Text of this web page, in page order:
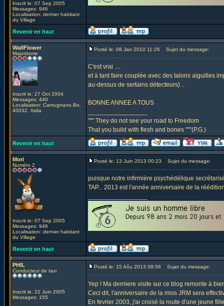
Inscrit le: 07 Sep 2005
Messages: 946
Localisation: dernier habitant
du Village
Revenir en haut
WallFlower
Majordome
Inscrit le: 27 Oct 2004
Messages: 440
Localisation: Camugnano.Bo.
40032. Italia
Posté le: 08 Jan 2010 11:26 Sujet du message:
C'est vrai ....
et à tant faire couplée avec des talons aiguilles
au-dessus de sertains détecteurs) ..
BONNE ANNEE A TOUS
""" They do not see your road to Freedom
That you build with flesh and bones """(P.G.)
Revenir en haut
Mori
Numéro 2
Inscrit le: 07 Sep 2005
Messages: 946
Localisation: dernier habitant
du Village
Posté le: 13 Juin 2013 00:23 Sujet du message:
puisque notre infirmière psychédélique
TAP... 2013 est l'année anniversaire de la
Revenir en haut
PHIL
Conducteur de taxi
Inscrit le: 22 Juin 2005
Messages: 155
Posté le: 15 Aôu 2013 09:56 Sujet du message:
Yep ! Ma derniere visite sur ce blog remonte à
Ceci dit, l'anniversaire de la miss JRM sera
En fevrier 2003, j'ai croisé la route d'une jeune